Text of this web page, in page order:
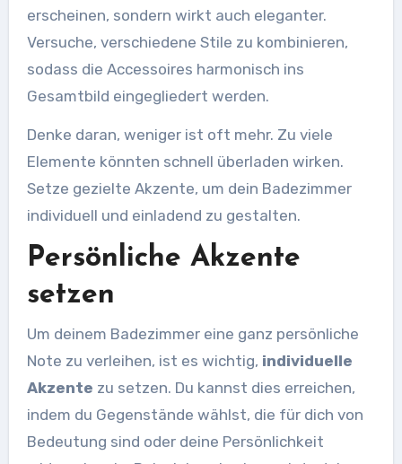
erscheinen, sondern wirkt auch eleganter.
Versuche, verschiedene Stile zu kombinieren,
sodass die Accessoires harmonisch ins
Gesamtbild eingegliedert werden.
Denke daran, weniger ist oft mehr. Zu viele
Elemente könnten schnell überladen wirken.
Setze gezielte Akzente, um dein Badezimmer
individuell und einladend zu gestalten.
Persönliche Akzente
setzen
Um deinem Badezimmer eine ganz persönliche
Note zu verleihen, ist es wichtig, individuelle
Akzente zu setzen. Du kannst dies erreichen,
indem du Gegenstände wählst, die für dich von
Bedeutung sind oder deine Persönlichkeit